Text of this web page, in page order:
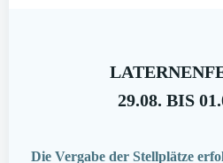
29.08. BIS
Die Vergabe der Stellplätze